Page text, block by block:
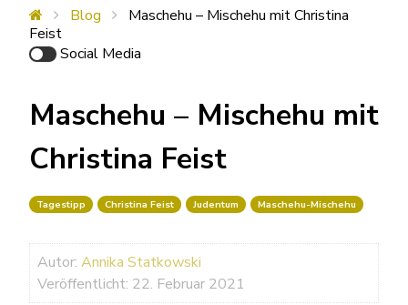
Blog
Maschehu – Mischehu mit Christina
Feist
Social Media
Maschehu – Mischehu mit
Christina Feist
Tagestipp Christina Feist Judentum Maschehu-Mischehu
Autor: Annika Statkowski
Veröffentlicht: 22. Februar 2021